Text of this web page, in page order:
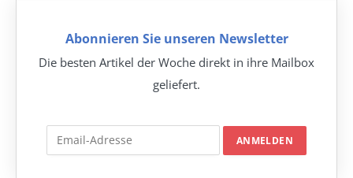
Abonnieren Sie unseren Newsletter
Die besten Artikel der Woche direkt in ihre Mailbox
geliefert.